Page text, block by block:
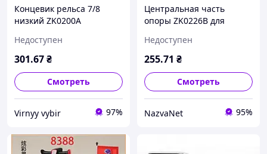
Концевик рельса 7/8
низкий ZK0200A
универсальный
Недоступен
301.67₴
Смотреть
Virnyy vybir 97%
Центральная часть
опоры ZK0226B для
прочность современный
дизайн универсальное
Недоступен
255.71 ₴
Смотреть
NazvaNet 95%